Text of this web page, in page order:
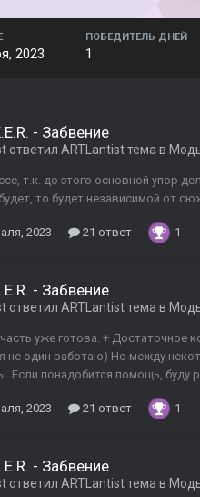
2023
ПОБЕДИТЕЛЬ ДНЕЙ
1
- Забвение
ответил ARTLantistтема в
т.к. до этого основной упор
то будет независимой от
2023 21 ответ 1
- Забвение
ответил ARTLantistтема в
уже готова. + Достаточное
не один работаю) Но между
Если понадобится помощь, буду
2023 21 ответ 1
- Забвение
ответил ARTLantistтема в